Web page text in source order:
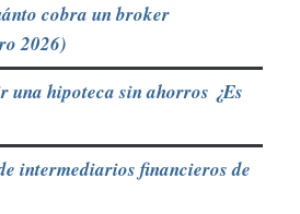
cobra un broker
2026)
una hipoteca sin ahorros ¿Es
intermediarios financieros de